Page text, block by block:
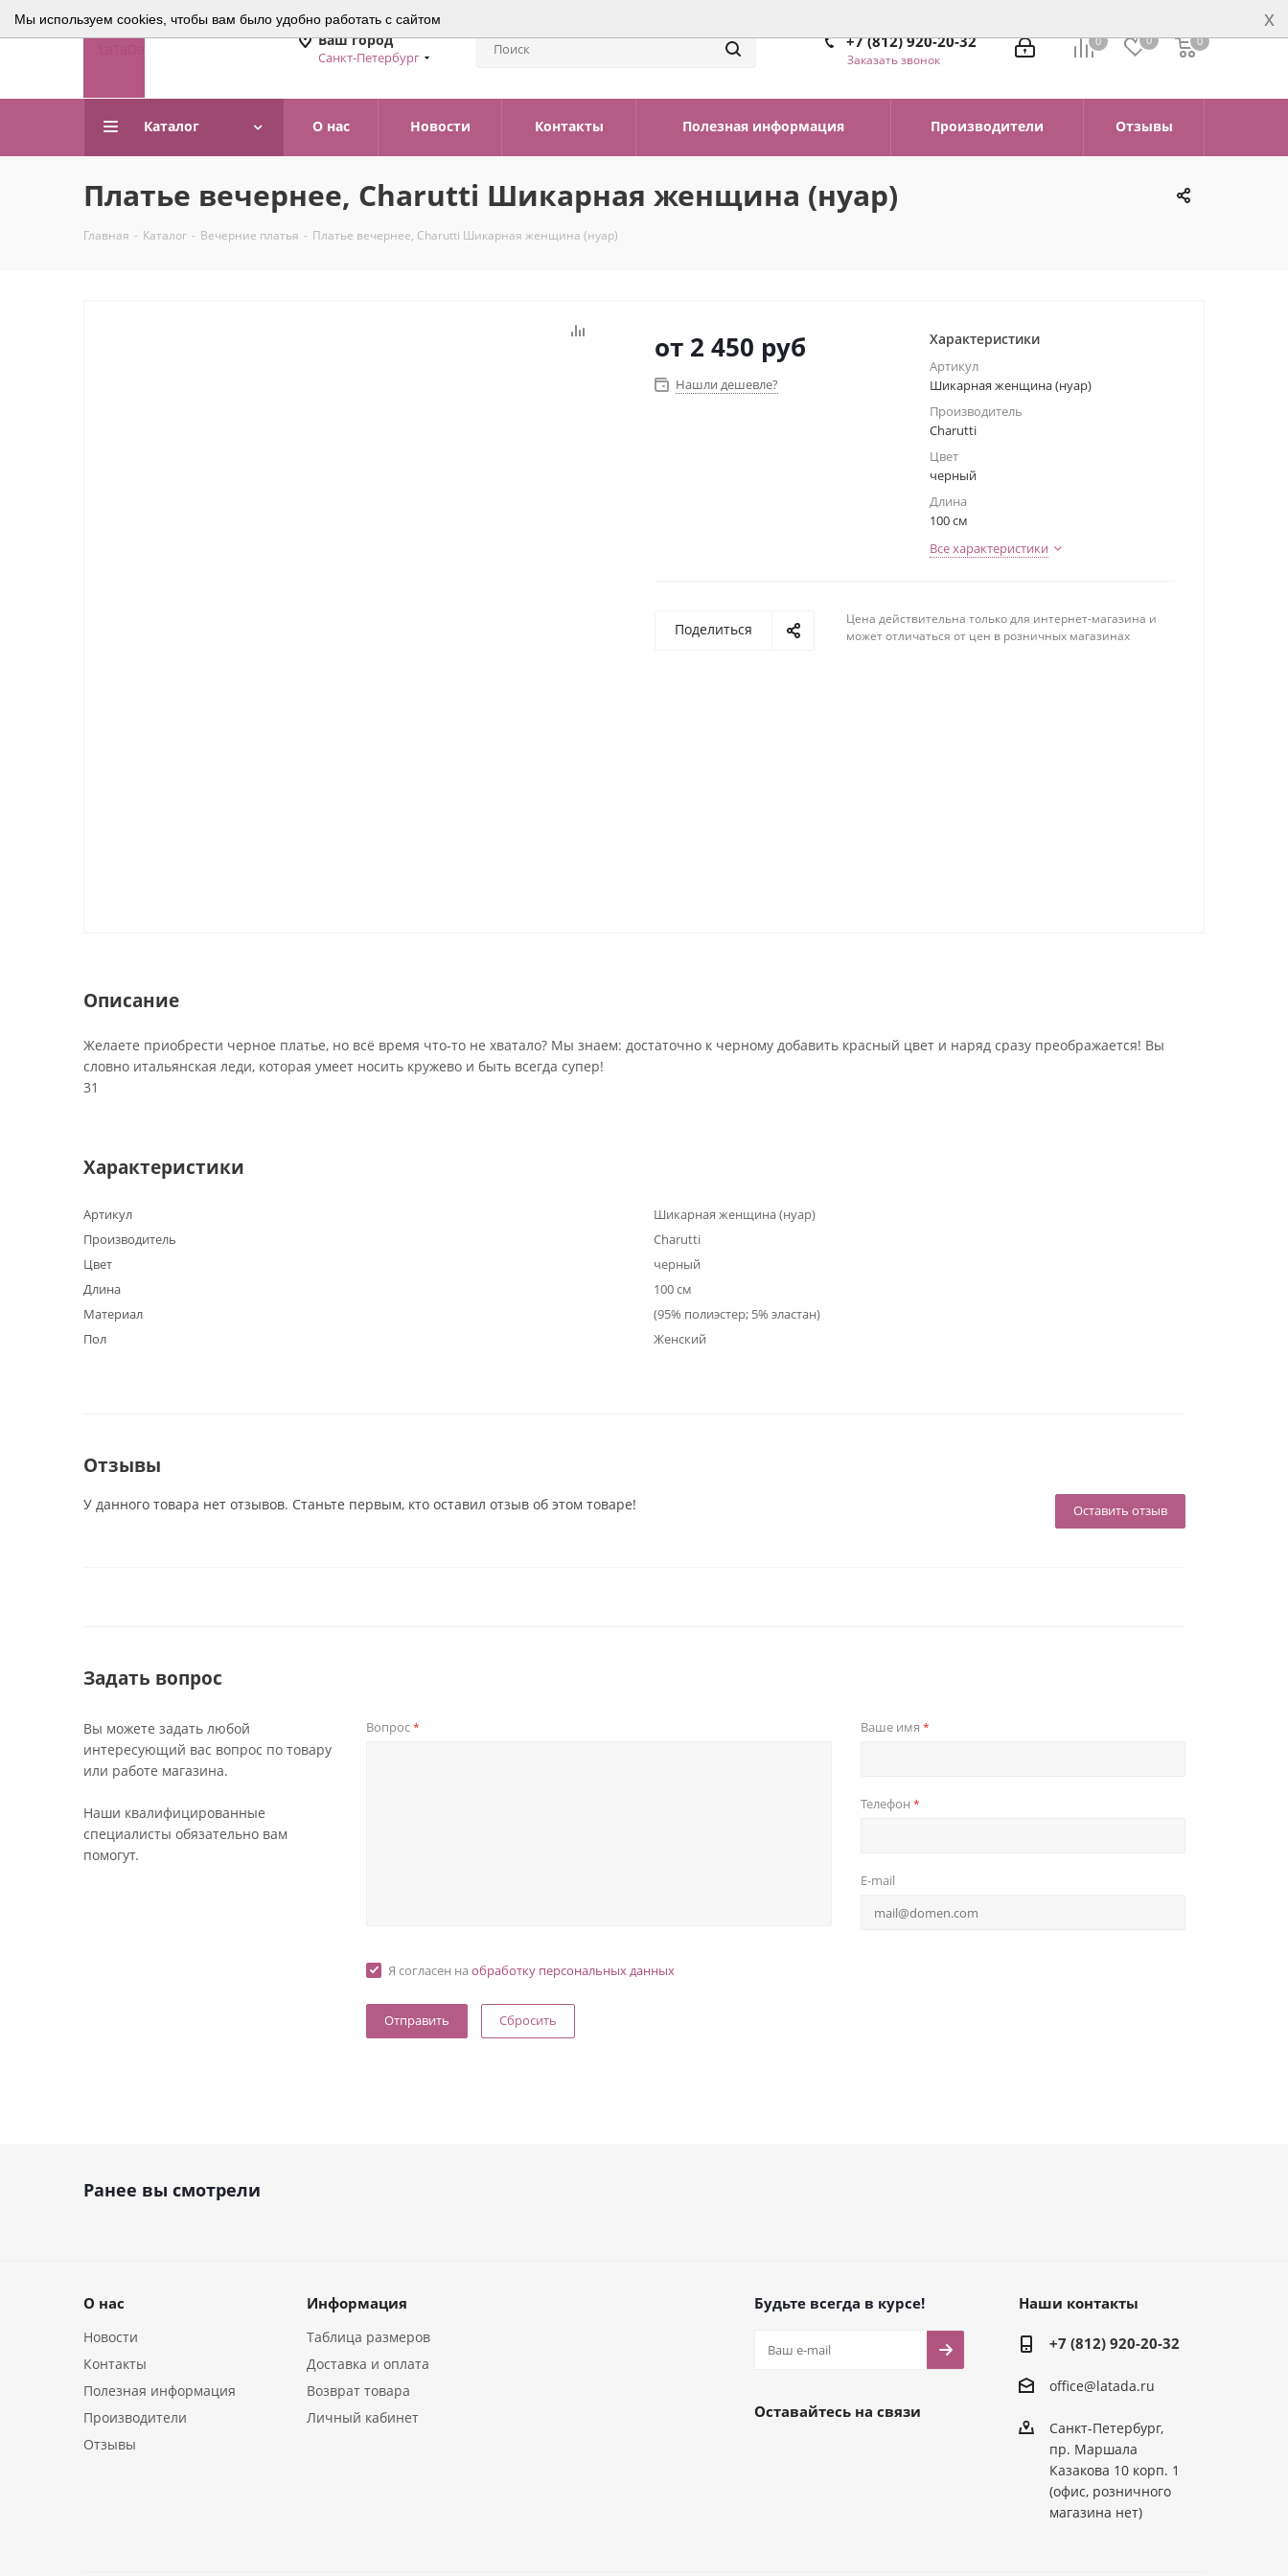
Мы используем cookies, чтобы вам было удобно работать с сайтом x
Ваш город
Санкт-Петербург
0 0 0
0
+7 (812) 920-20-32
Заказать звонок
Каталог О нас Новости Контакты Полезная информация Производители Отзывы
Платье вечернее, Charutti Шикарная женщина (нуар)
Главная - Каталог - Вечерние платья - Платье вечернее, Charutti Шикарная женщина (нуар)
от 2 450 руб
Нашли дешевле?
Характеристики
Артикул
Шикарная женщина (нуар)
Производитель
Charutti
Цвет
черный
Длина
100 см
Все характеристики
Поделиться
Цена действительна только для интернет-магазина и
может отличаться от цен в розничных магазинах
Описание
Желаете приобрести черное платье, но всё время что-то не хватало? Мы знаем: достаточно к черному добавить красный цвет и наряд сразу преображается! Вы
словно итальянская леди, которая умеет носить кружево и быть всегда супер!
31
Характеристики
Артикул
Шикарная женщина (нуар)
Производитель
Charutti
Цвет
черный
Длина
100 см
Материал
(95% полиэстер; 5% эластан)
Пол
Женский
Отзывы
Оставить отзыв
У данного товара нет отзывов. Станьте первым, кто оставил отзыв об этом товаре!
Задать вопрос
Вы можете задать любой
интересующий вас вопрос по товару
или работе магазина.
Наши квалифицированные
специалисты обязательно вам
помогут.
Вопрос* Ваше имя*
Телефон*
E-mail
Я согласен на обработку персональных данных
Сбросить
Ранее вы смотрели
О нас
Новости
Контакты
Полезная информация
Производители
Отзывы
Информация
Таблица размеров
Доставка и оплата
Возврат товара
Личный кабинет
Будьте всегда в курсе!
Оставайтесь на связи
Наши контакты
+7 (812) 920-20-32
office@latada.ru
Санкт-Петербург,
пр. Маршала
Казакова 10 корп. 1
(офис, розничного
магазина нет)